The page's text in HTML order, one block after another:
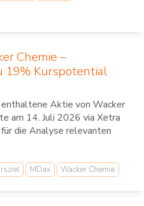
Chemie –
19% Kurspotential
Aktie von Wacker
am 14. Juli 2026 via Xetra
die Analyse relevanten
MDax Wacker Chemie